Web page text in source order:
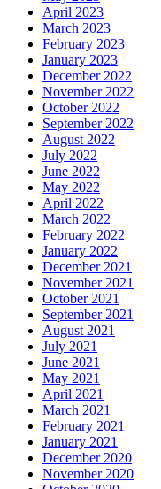
April 2023
March 2023
February 2023
January 2023
December 2022
November 2022
October 2022
September 2022
August 2022
July 2022
June 2022
May 2022
April 2022
March 2022
February 2022
January 2022
December 2021
November 2021
October 2021
September 2021
August 2021
July 2021
June 2021
May 2021
April 2021
March 2021
February 2021
January 2021
December 2020
November 2020